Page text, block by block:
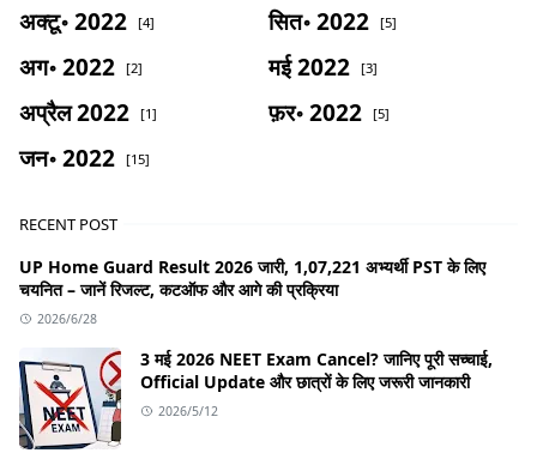
अक्टू॰ 2022 [4] सित॰ 2022 [5]
अग॰ 2022 [2] मई 2022 [3]
अप्रैल 2022 [1] फ़र॰ 2022 [5]
जन॰ 2022 [15]
RECENT POST
UP Home Guard Result 2026 जारी, 1,07,221 अभ्यर्थी PST के लिए
चयनित – जानें रिजल्ट, कटऑफ और आगे की प्रक्रिया
2026/6/28
3 मई 2026 NEET Exam Cancel? जानिए पूरी सच्चाई,
Official Update और छात्रों के लिए जरूरी जानकारी
2026/5/12